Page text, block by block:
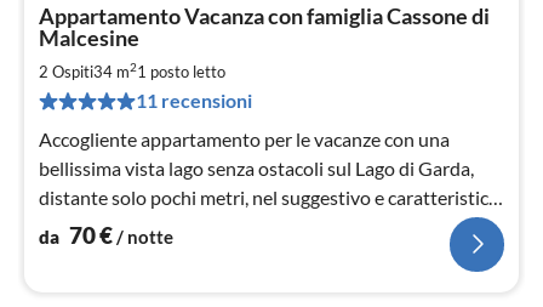
Appartamento Vacanza con famiglia Cassone di
Malcesine
2 Ospiti34 m21 posto letto
11 recensioni
Accogliente appartamento per le vacanze con una
bellissima vista lago senza ostacoli sul Lago di Garda,
distante solo pochi metri, nel suggestivo e caratteristico
Cassone.
da 70€/ notte